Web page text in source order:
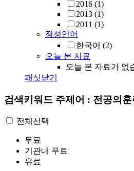
2016 (1)
2013 (1)
2011 (1)
작성언어
한국어 (2)
오늘 본 자료
오늘 본 자료가 없
패싯닫기
검색키워드 주제어 : 전공의훈
전체선택
무료
기관내 무료
유료